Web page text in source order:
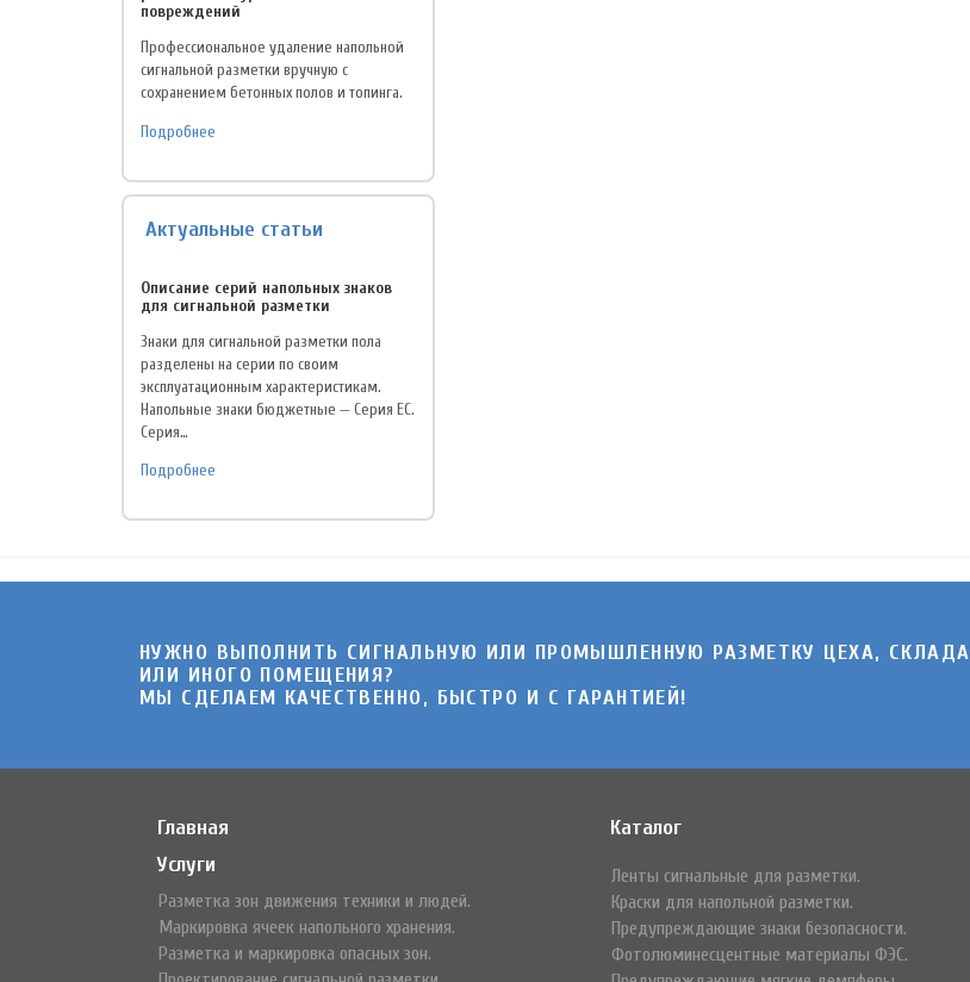
повреждений
Профессиональное удаление напольной
сигнальной разметки вручную с
сохранением бетонных полов и топинга.
Подробнее
Актуальные статьи
Описание серий напольных знаков
для сигнальной разметки
Знаки для сигнальной разметки пола
разделены на серии по своим
эксплуатационным характеристикам.
Напольные знаки бюджетные — Серия EC.
Серия…
Подробнее
НУЖНО ВЫПОЛНИТЬ СИГНАЛЬНУЮ ИЛИ ПРОМЫШЛЕННУЮ РАЗМЕТКУ ЦЕХА, СКЛАДА
ИЛИ ИНОГО ПОМЕЩЕНИЯ?
МЫ СДЕЛАЕМ КАЧЕСТВЕННО, БЫСТРО И C ГАРАНТИЕЙ!
Главная
Услуги
Разметка зон движения техники и людей.
Маркировка ячеек напольного хранения.
Разметка и маркировка опасных зон.
Каталог
Ленты сигнальные для разметки.
Краски для напольной разметки.
Предупреждающие знаки безопасности.
Фотолюминесцентные материалы ФЭС.